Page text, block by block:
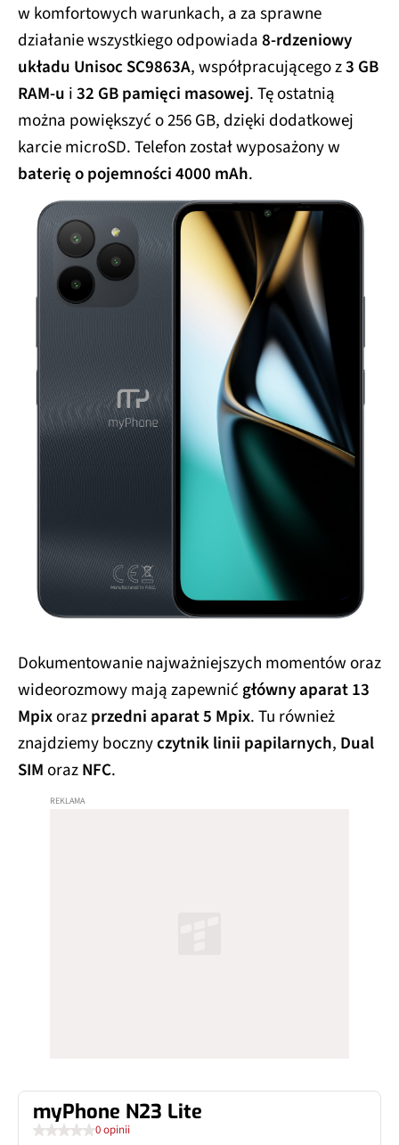
w komfortowych warunkach, a za sprawne
działanie wszystkiego odpowiada8-rdzeniowy
układu Unisoc SC9863A, współpracującego z3 GB
RAM-u i32 GB pamięci masowej. Tę ostatnią
można powiększyć o 256 GB, dzięki dodatkowej
karcie microSD. Telefon został wyposażony w
baterię o pojemności 4000 mAh.
Dokumentowanie najważniejszych momentów oraz
wideorozmowy mają zapewnićgłówny aparat 13
Mpixorazprzedni aparat 5 Mpix. Tu również
znajdziemy bocznyczytnik linii papilarnych, Dual
SIMorazNFC.
myPhone N23 Lite
0 opinii